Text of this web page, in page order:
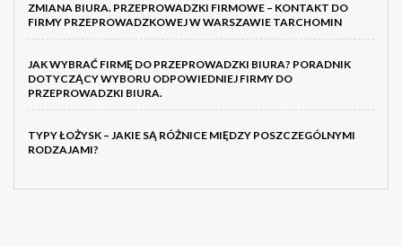
ZMIANA BIURA. PRZEPROWADZKI FIRMOWE – KONTAKT DO
FIRMY PRZEPROWADZKOWEJ W WARSZAWIE TARCHOMIN
JAK WYBRAĆ FIRMĘ DO PRZEPROWADZKI BIURA? PORADNIK
DOTYCZĄCY WYBORU ODPOWIEDNIEJ FIRMY DO
PRZEPROWADZKI BIURA.
TYPY ŁOŻYSK – JAKIE SĄ RÓŻNICE MIĘDZY POSZCZEGÓLNYMI
RODZAJAMI?